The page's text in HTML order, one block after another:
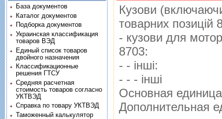
Кузови
товарних позицiй
- кузови для
8703:
- - iншi:
- - - iншi
Основная
Дополнительная
База документов
Каталог документов
Подборка документов
Украинская классификация
товаров ВЭД
Единый список товаров
двойного назначения
Классификационные
решения ГТСУ
Средняя расчетная
стоимость товаров согласно
УКТВЭД
Справка по товару УКТВЭД
Таможенный калькулятор